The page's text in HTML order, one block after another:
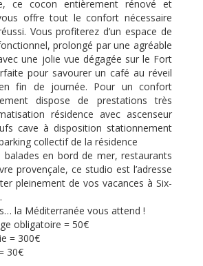
ce cocon entièrement rénové et
offre tout le confort nécessaire
Vous profiterez d’un espace de
prolongé par une agréable
une jolie vue dégagée sur le Fort
pour savourer un café au réveil
fin de journée. Pour un confort
dispose de prestations très
résidence avec ascenseur
cave à disposition stationnement
collectif de la résidence
balades en bord de mer, restaurants
provençale, ce studio est l’adresse
pleinement de vos vacances à Six-
la Méditerranée vous attend !
obligatoire = 50€
= 300€
30€